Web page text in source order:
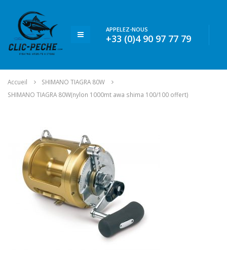
APPELEZ-NOUS
+33 (0)4 90 97 77 79
Accueil
SHIMANO TIAGRA 80W
SHIMANO TIAGRA 80W(nylon 1000mt awa shima 100/100 offert)